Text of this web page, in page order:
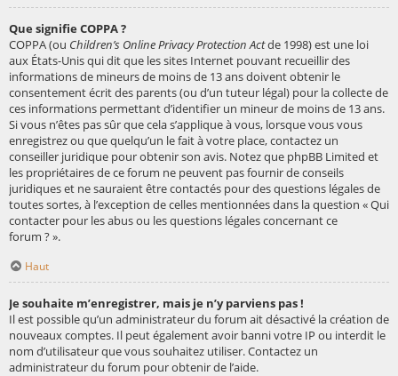
Que signifie COPPA ?
COPPA (ou Children’s Online Privacy Protection Actde 1998) est une loi
aux États-Unis qui dit que les sites Internet pouvant recueillir des
informations de mineurs de moins de 13 ans doivent obtenir le
consentement écrit des parents (ou d’un tuteur légal) pour la collecte de
ces informations permettant d’identifier un mineur de moins de 13 ans.
Si vous n’êtes pas sûr que cela s’applique à vous, lorsque vous vous
enregistrez ou que quelqu’un le fait à votre place, contactez un
conseiller juridique pour obtenir son avis. Notez que phpBB Limited et
les propriétaires de ce forum ne peuvent pas fournir de conseils
juridiques et ne sauraient être contactés pour des questions légales de
toutes sortes, à l’exception de celles mentionnées dans la question « Qui
contacter pour les abus ou les questions légales concernant ce
forum ? ».
Haut
Je souhaite m’enregistrer, mais je n’y parviens pas !
Il est possible qu’un administrateur du forum ait désactivé la création de
nouveaux comptes. Il peut également avoir banni votre IP ou interdit le
nom d’utilisateur que vous souhaitez utiliser. Contactez un
administrateur du forum pour obtenir de l’aide.